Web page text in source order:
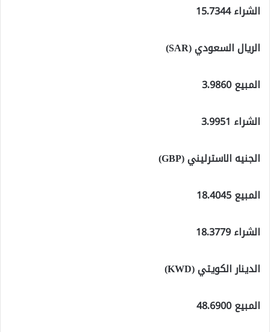
الشراء 15.7344
الريال السعودي (SAR)
المبيع 3.9860
الشراء 3.9951
الجنيه الاسترليني (GBP)
المبيع 18.4045
الشراء 18.3779
الدينار الكويتي (KWD)
المبيع 48.6900